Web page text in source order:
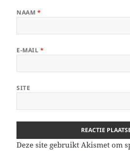
NAAM *
E-MAIL *
SITE
Deze site gebruikt Akismet om